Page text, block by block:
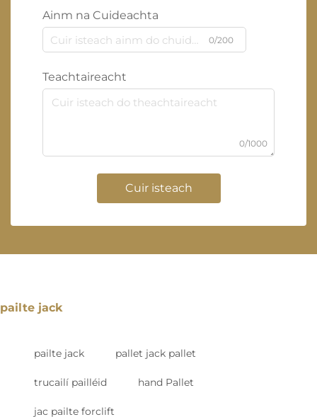
Ainm na Cuideachta
0/200
Teachtaireacht
0/1000
Cuir isteach
pailte jack
pailte jack pallet jack pallet
trucailí pailléid hand Pallet
jac pailte forclift